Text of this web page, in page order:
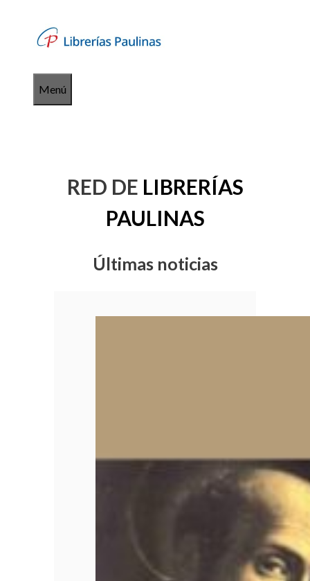
contenido
Menú
RED DE LIBRERÍAS
PAULINAS
Últimas noticias